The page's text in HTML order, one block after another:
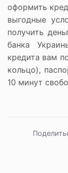
оформить
выгодные
получить
банка
кредита вам
кольцо),
10 минут